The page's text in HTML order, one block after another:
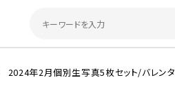
2024年2月個別生写真5枚セット/バレン